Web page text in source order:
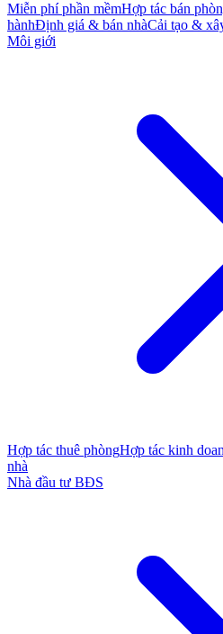
Miễn phí phần mềmHợp tác bán
hànhĐịnh giá & bán nhàCải tạo &
Môi giới
Hợp tác thuê phòngHợp tác kinh
nhà
Nhà đầu tư BĐS